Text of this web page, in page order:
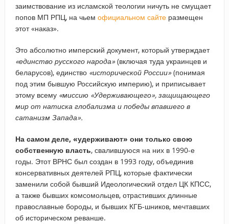
заимствование из исламской теологии ничуть не смущает
попов МП РПЦ, на чьем официальном сайтеразмещен
этот «наказ».
Это абсолютно имперский документ, который утверждает
«единство русского народа»(включая туда украинцев и
беларусов), единство «исторической России»(понимая
под этим бывшую Российскую империю), и приписывает
этому всему «миссию «Удерживающего», защищающего
мир от натиска глобализма и победы впавшего в
сатанизм Запада».
На самом деле, «удерживают» они только свою
собственную власть, свалившуюся на них в 1990-е
годы. Этот ВРНС был создан в 1993 году, объединив
консервативных деятелей РПЦ, которые фактически
заменили собой бывший Идеологический отдел ЦК КПСС,
а также бывших комсомольцев, отрастивших длинные
православные бороды, и бывших КГБ-шников, мечтавших
об историческом реванше.